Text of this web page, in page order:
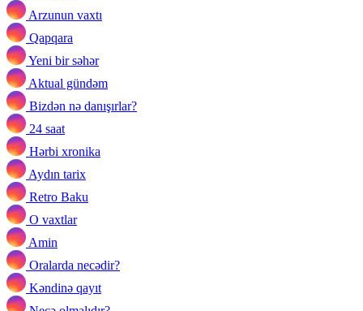
Arzunun vaxtı
Qapqara
Yeni bir səhər
Aktual gündəm
Bizdən nə danışırlar?
24 saat
Hərbi xronika
Aydın tarix
Retro Baku
O vaxtlar
Amin
Oralarda necədir?
Kəndinə qayıt